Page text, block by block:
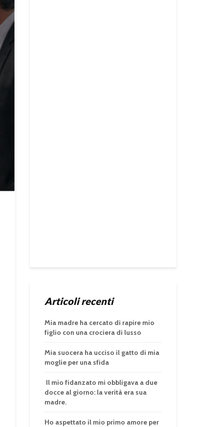
Articoli recenti
Mia madre ha cercato di rapire mio
figlio con una crociera di lusso
Mia suocera ha ucciso il gatto di mia
moglie per una sfida
Il mio fidanzato mi obbligava a due
docce al giorno: la verità era sua
madre.
Ho aspettato il mio primo amore per